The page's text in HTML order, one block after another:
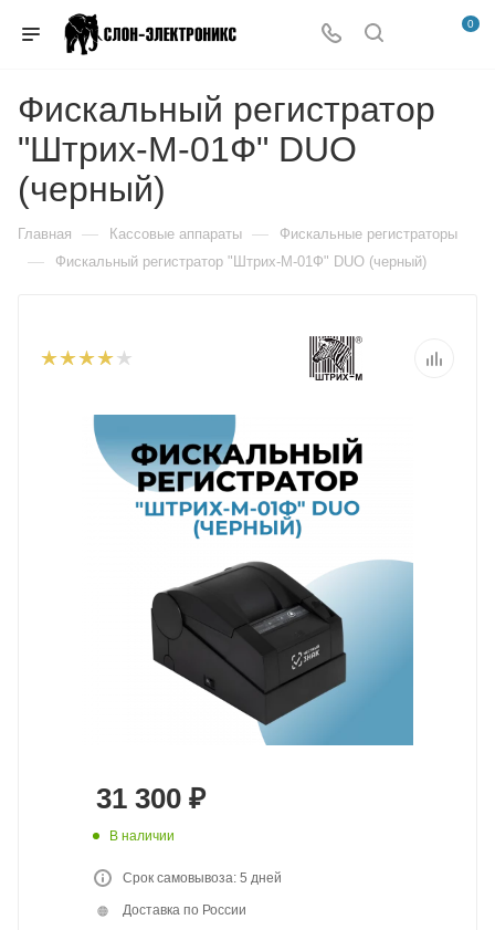
0
Фискальный регистратор
"Штрих-М-01Ф" DUO
(черный)
Главная — Кассовые аппараты — Фискальные регистраторы
— Фискальный регистратор "Штрих-М-01Ф" DUO (черный)
31 300 ₽
В наличии
Срок самовывоза: 5 дней
Доставка по России